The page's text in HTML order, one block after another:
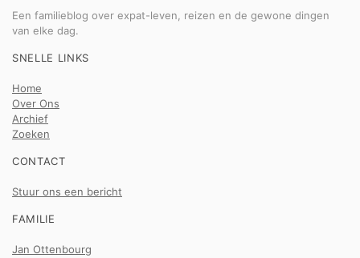
Een familieblog over expat-leven, reizen en de gewone dingen
van elke dag.
SNELLE LINKS
Home
Over Ons
Archief
Zoeken
CONTACT
Stuur ons een bericht
FAMILIE
Jan Ottenbourg